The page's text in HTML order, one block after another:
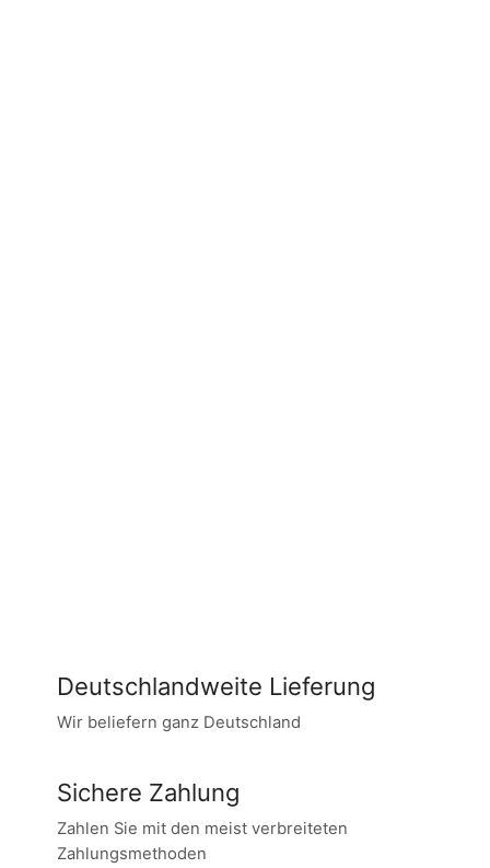
Deutschlandweite Lieferung
Wir beliefern ganz Deutschland
Sichere Zahlung
Zahlen Sie mit den meist verbreiteten
Zahlungsmethoden